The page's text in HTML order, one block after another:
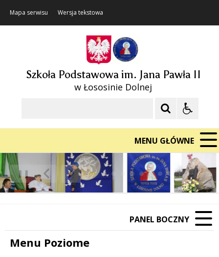
Mapa serwisu Wersja tekstowa
Szkoła Podstawowa im. Jana Pawła II
w Łososinie Dolnej
MENU GŁÓWNE
Poprzedni Element
Następny Element
❚❚
PANEL BOCZNY
Menu Poziome